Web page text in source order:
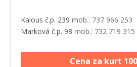
Kalous č.p. 239 mob.: 737 966 253
Marková č.p. 98 mob.: 732 719 315
Cena za kurt